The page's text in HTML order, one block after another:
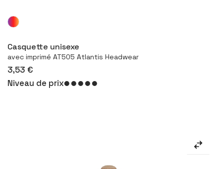
Casquette unisexe
avec imprimé AT505 Atlantis Headwear
3,53 €
Niveau de prix